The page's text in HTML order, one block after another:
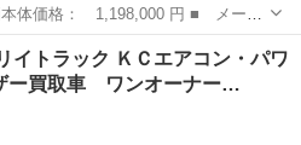
リイトラック ■ グレード名：
替式４駆 サマーフェア 弊社元社
イトラック ＫＣエアコン・パワ
ー買取車 ワンオーナー…